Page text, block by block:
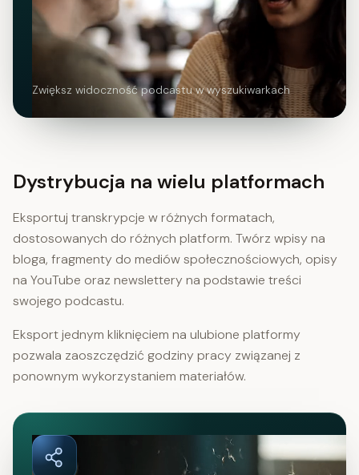
Zwiększ widoczność podcastu w wyszukiwarkach
Dystrybucja na wielu platformach
Eksportuj transkrypcje w różnych formatach,
dostosowanych do różnych platform. Twórz wpisy na
bloga, fragmenty do mediów społecznościowych, opisy
na YouTube oraz newslettery na podstawie treści
swojego podcastu.
Eksport jednym kliknięciem na ulubione platformy
pozwala zaoszczędzić godziny pracy związanej z
ponownym wykorzystaniem materiałów.